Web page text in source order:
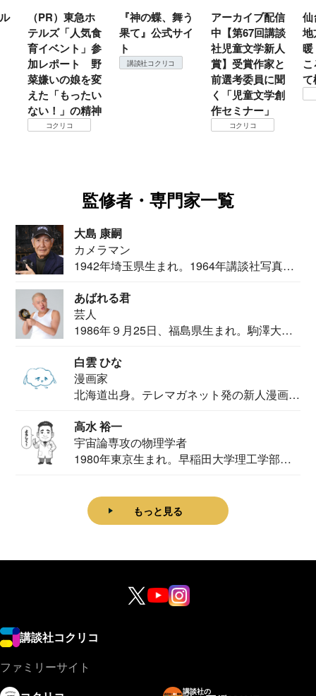
（PR）東急ホ
テルズ「人気食
育イベント」参
加レポート 野
菜嫌いの娘を変
えた「もったい
ない！」の精神
コクリコ
『神の蝶、舞う
果て』公式サイ
ト
講談社コクリコ
アーカイブ配信
中【第67回講談
社児童文学新人
賞】受賞作家と
前選考委員に聞
く「児童文学創
作セミナー」
コクリコ
仙
地
て
監修者・専門家一覧
大島 康嗣
カメラマン
1942年埼玉県生まれ。1964年講談社写真部
あばれる君
芸人
1986年９月25日、福島県生まれ。駒澤大学
白雲 ひな
漫画家
北海道出身。テレマガネット発の新人漫画
高水 裕一
宇宙論専攻の物理学者
1980年東京生まれ。早稲田大学理工学部物
もっと見る
講談社コクリコ
ファミリーサイト
講談社の